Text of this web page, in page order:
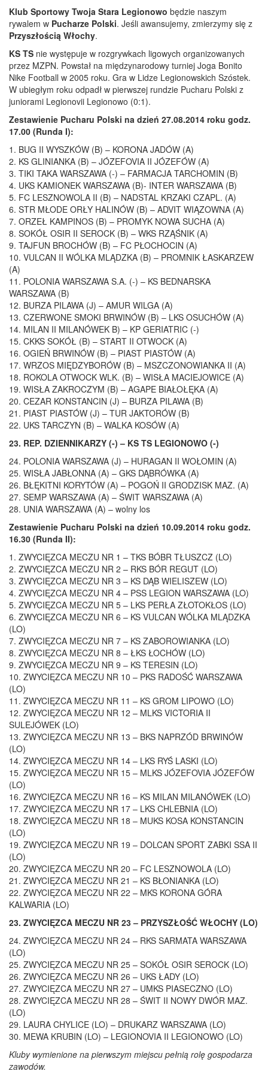
Klub Sportowy Twoja Stara Legionowo będzie naszym
rywalem w Pucharze Polski. Jeśli awansujemy, zmierzymy się z
Przyszłością Włochy.
KS TS nie występuje w rozgrywkach ligowych organizowanych
przez MZPN. Powstał na międzynarodowy turniej Joga Bonito
Nike Football w 2005 roku. Gra w Lidze Legionowskich Szóstek.
W ubiegłym roku odpadł w pierwszej rundzie Pucharu Polski z
juniorami Legionovii Legionowo (0:1).
Zestawienie Pucharu Polski na dzień 27.08.2014 roku godz.
17.00 (Runda I):
1. BUG II WYSZKÓW (B) – KORONA JADÓW (A)
2. KS GLINIANKA (B) – JÓZEFOVIA II JÓZEFÓW (A)
3. TIKI TAKA WARSZAWA (-) – FARMACJA TARCHOMIN (B)
4. UKS KAMIONEK WARSZAWA (B)- INTER WARSZAWA (B)
5. FC LESZNOWOLA II (B) – NADSTAL KRZAKI CZAPL. (A)
6. STR MŁODE ORŁY HALINÓW (B) – ADVIT WIĄZOWNA (A)
7. ORZEŁ KAMPINOS (B) – PROMYK NOWA SUCHA (A)
8. SOKÓŁ OSIR II SEROCK (B) – WKS RZĄŚNIK (A)
9. TAJFUN BROCHÓW (B) – FC PŁOCHOCIN (A)
10. VULCAN II WÓLKA MLĄDZKA (B) – PROMNIK ŁASKARZEW
(A)
11. POLONIA WARSZAWA S.A. (-) – KS BEDNARSKA
WARSZAWA (B)
12. BURZA PILAWA (J) – AMUR WILGA (A)
13. CZERWONE SMOKI BRWINÓW (B) – LKS OSUCHÓW (A)
14. MILAN II MILANÓWEK B) – KP GERIATRIC (-)
15. CKKS SOKÓŁ (B) – START II OTWOCK (A)
16. OGIEŃ BRWINÓW (B) – PIAST PIASTÓW (A)
17. WRZOS MIĘDZYBORÓW (B) – MSZCZONOWIANKA II (A)
18. ROKOLA OTWOCK WLK. (B) – WISŁA MACIEJOWICE (A)
19. WISŁA ZAKROCZYM (B) – AGAPE BIAŁOŁĘKA (A)
20. CEZAR KONSTANCIN (J) – BURZA PILAWA (B)
21. PIAST PIASTÓW (J) – TUR JAKTORÓW (B)
22. UKS TARCZYN (B) – WALKA KOSÓW (A)
23. REP. DZIENNIKARZY (-) – KS TS LEGIONOWO (-)
24. POLONIA WARSZAWA (J) – HURAGAN II WOŁOMIN (A)
25. WISŁA JABŁONNA (A) – GKS DĄBRÓWKA (A)
26. BŁĘKITNI KORYTÓW (A) – POGOŃ II GRODZISK MAZ. (A)
27. SEMP WARSZAWA (A) – ŚWIT WARSZAWA (A)
28. UNIA WARSZAWA (A) – wolny los
Zestawienie Pucharu Polski na dzień 10.09.2014 roku godz.
16.30 (Runda II):
1. ZWYCIĘZCA MECZU NR 1 – TKS BÓBR TŁUSZCZ (LO)
2. ZWYCIĘZCA MECZU NR 2 – RKS BÓR REGUT (LO)
3. ZWYCIĘZCA MECZU NR 3 – KS DĄB WIELISZEW (LO)
4. ZWYCIĘZCA MECZU NR 4 – PSS LEGION WARSZAWA (LO)
5. ZWYCIĘZCA MECZU NR 5 – LKS PERŁA ZŁOTOKŁOS (LO)
6. ZWYCIĘZCA MECZU NR 6 – KS VULCAN WÓLKA MLĄDZKA
(LO)
7. ZWYCIĘZCA MECZU NR 7 – KS ZABOROWIANKA (LO)
8. ZWYCIĘZCA MECZU NR 8 – ŁKS ŁOCHÓW (LO)
9. ZWYCIĘZCA MECZU NR 9 – KS TERESIN (LO)
10. ZWYCIĘZCA MECZU NR 10 – PKS RADOŚĆ WARSZAWA
(LO)
11. ZWYCIĘZCA MECZU NR 11 – KS GROM LIPOWO (LO)
12. ZWYCIĘZCA MECZU NR 12 – MLKS VICTORIA II
SULEJÓWEK (LO)
13. ZWYCIĘZCA MECZU NR 13 – BKS NAPRZÓD BRWINÓW
(LO)
14. ZWYCIĘZCA MECZU NR 14 – LKS RYŚ LASKI (LO)
15. ZWYCIĘZCA MECZU NR 15 – MLKS JÓZEFOVIA JÓZEFÓW
(LO)
16. ZWYCIĘZCA MECZU NR 16 – KS MILAN MILANÓWEK (LO)
17. ZWYCIĘZCA MECZU NR 17 – LKS CHLEBNIA (LO)
18. ZWYCIĘZCA MECZU NR 18 – MUKS KOSA KONSTANCIN
(LO)
19. ZWYCIĘZCA MECZU NR 19 – DOLCAN SPORT ZABKI SSA II
(LO)
20. ZWYCIĘZCA MECZU NR 20 – FC LESZNOWOLA (LO)
21. ZWYCIĘZCA MECZU NR 21 – KS BŁONIANKA (LO)
22. ZWYCIĘZCA MECZU NR 22 – MKS KORONA GÓRA
KALWARIA (LO)
23. ZWYCIĘZCA MECZU NR 23 – PRZYSZŁOŚĆ WŁOCHY (LO)
24. ZWYCIĘZCA MECZU NR 24 – RKS SARMATA WARSZAWA
(LO)
25. ZWYCIĘZCA MECZU NR 25 – SOKÓŁ OSIR SEROCK (LO)
26. ZWYCIĘZCA MECZU NR 26 – UKS ŁADY (LO)
27. ZWYCIĘZCA MECZU NR 27 – UMKS PIASECZNO (LO)
28. ZWYCIĘZCA MECZU NR 28 – ŚWIT II NOWY DWÓR MAZ.
(LO)
29. LAURA CHYLICE (LO) – DRUKARZ WARSZAWA (LO)
30. MEWA KRUBIN (LO) – LEGIONOVIA II LEGIONOWO (LO)
Kluby wymienione na pierwszym miejscu pełnią rolę gospodarza
zawodów.